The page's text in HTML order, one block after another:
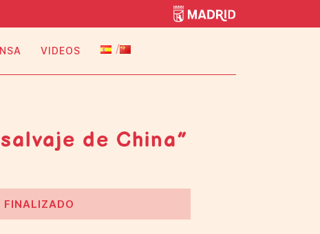
VIDEOS
de China”
FINALIZADO